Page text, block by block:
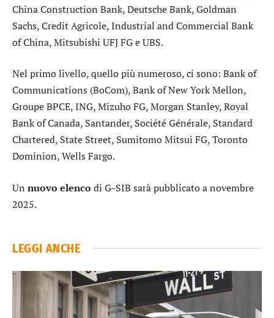
China Construction Bank,Deutsche Bank,Goldman
Sachs,Credit Agricole, Industrial and Commercial Bank
of China, Mitsubishi UFJ FG eUBS.
Nel primo livello, quello più numeroso, ci sono: Bank of
Communications (BoCom),Bank of New York Mellon,
Groupe BPCE,ING, Mizuho FG,Morgan Stanley,Royal
Bank of Canada, Santander, Société Générale, Standard
Chartered, State Street, Sumitomo Mitsui FG,Toronto
Dominion,Wells Fargo.
Un nuovo elenco di G-SIB sarà pubblicato a novembre
2025.
LEGGI ANCHE